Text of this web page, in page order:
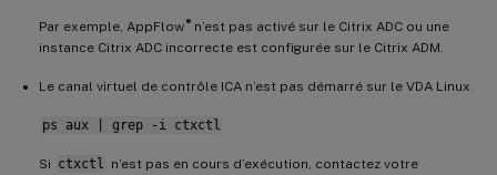
Par exemple, AppFlow ®n’est pas activé sur le Citrix ADC ou une
instance Citrix ADC incorrecte est configurée sur le Citrix ADM.
Le canal virtuel de contrôle ICA n’est pas démarré sur le VDA Linux.
ps aux | grep -i ctxctl
Si ctxctl
n’est pas en cours d’exécution, contactez votre